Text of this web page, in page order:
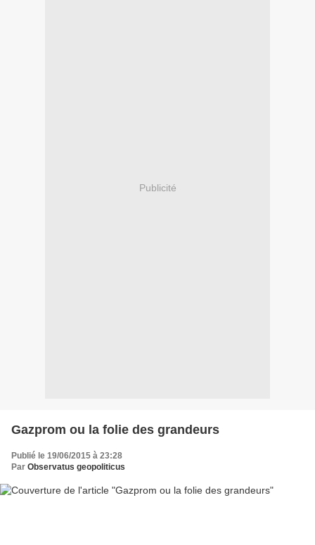
Publicité
Gazprom ou la folie des grandeurs
Publié le 19/06/2015 à 23:28
Par Observatus geopoliticus